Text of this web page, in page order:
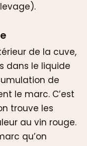
de la cuve,
dans le liquide
de
le marc. C’est
trouve les
au vin rouge.
qu’on